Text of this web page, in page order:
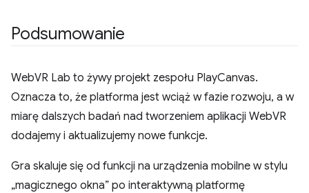
Podsumowanie
WebVR Lab to żywy projekt zespołu PlayCanvas.
Oznacza to, że platforma jest wciąż w fazie rozwoju, a w
miarę dalszych badań nad tworzeniem aplikacji WebVR
dodajemy i aktualizujemy nowe funkcje.
Gra skaluje się od funkcji na urządzenia mobilne w stylu
„magicznego okna” po interaktywną platformę